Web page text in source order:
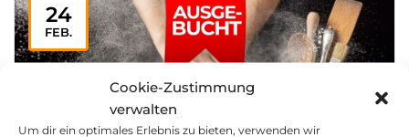
Cookie-Zustimmung
verwalten
Um dir ein optimales Erlebnis zu bieten, verwenden wir
24
FEB.